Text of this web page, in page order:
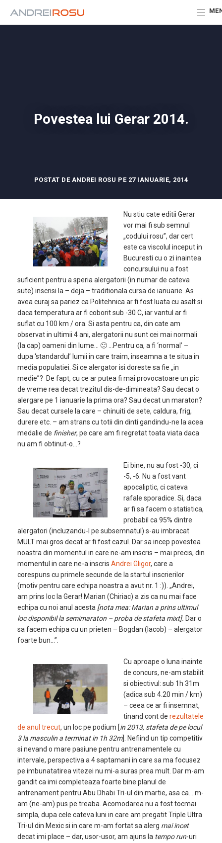
Povestea lui Gerar 2014.
POSTAT DE ANDREI ROSU PE 27 IANUARIE, 2014
Nu stiu cate editii Gerar
vor mai fi sub semnul
„codului rosu”, dar cert
este ca viscolul inceput in
Bucuresti cu o zi inaintea
concursului nu a fost
suficient pentru a speria alergatorii (in numar de cateva
sute) inscrisi la – deja – traditionala cursa de ianuarie. As
avea curaj sa pariez ca Politehnica ar fi fost luata cu asalt si
daca temperatura ar fi coborit sub -30 C, iar vantul ar fi
suflat cu 100 km / ora. Si asta pentru ca, din cate am
observat in ultimii 4 ani, alergatorii nu sunt cei mai normali
(la cap) oameni din lume… 🙂 …Pentru ca, a fi ‘normal’ –
dupa ‘standardul’ lumii in care traim, inseamna a te situa in
media populatiei. Si ce alergator isi doreste sa fie „in
medie”? De fapt, cu ce ar putea fi mai provocatoare un pic
de vreme rea decat trezitul dis-de-dimineata? Sau decat o
alergare pe 1 ianuarie la prima ora? Sau decat un maraton?
Sau decat cursele la care – chinuiti de sete, caldura, frig,
durere etc. – am strans cu totii din dinti gandindu-ne la acea
medalie de finisher, pe care am fi regretat toata viata daca
nu am fi obtinut-o…?
Ei bine, nu au fost -30, ci
-5, -6. Nu a fost vant
apocaliptic, ci cateva
rafale sporadice. Si, daca
ar fi sa facem o statistica,
probabil ca 95% dintre
alergatori (incluzandu-l pe subsemnatul) s-au imbracat
MULT mai gros decat ar fi fost cazul. Dar sa incep povestea
noastra din momentul in care ne-am inscris – mai precis, din
momentul in care ne-a inscris Andrei Gligor, care a
corespuns cu primele secunde de la startul inscrierilor
(motiv pentru care echipa noastra a avut nr. 1 :)). „Andrei,
am prins loc la Gerar! Marian (Chiriac) a zis ca nu mai face
echipa cu noi anul acesta [nota mea: Marian a prins ultimul
loc disponibil la semimaraton – proba de stafeta mixt]. Dar o
sa facem echipa cu un prieten – Bogdan (Iacob) – alergator
foarte bun…”.
Cu aproape o luna inainte
de concurs, ne-am stabilit
si obiectivul: sub 1h 31m
(adica sub 4.20 min / km)
– ceea ce ar fi insemnat,
tinand cont de rezultatele
de anul trecut, un loc pe podium [in 2013, stafeta de pe locul
3 la masculin a terminat in 1h 32m]. Nefiind un tip competitiv
si nevand o mare pasiune pentru antrenamentele cu
intervale, perspectiva a 4 saptamani in care sa ma focusez
pe imbunatatirea vitezei nu mi-a suras prea mult. Dar m-am
gandit ca imi completeaza foarte bine planul de
antrenament pentru Abu Dhabi Tri-ul din martie, asa ca… m-
am (ne-am) pus pe treaba. Acomodarea nu a fost tocmai
simpla, dupa cele cateva luni in care am pregatit Triple Ultra
Tri-ul din Mexic si in care m-am fortat sa alerg mai incet
decat imi place – dar, usor-usor, am ajuns la tempo run-uri